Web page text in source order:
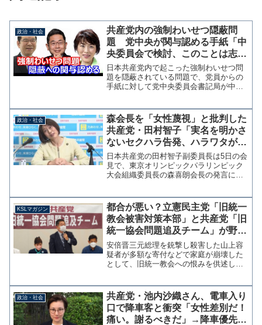
政治・社会
共産党内の強制わいせつ隠蔽問
題 党中央が関与認める手紙「中
央委員会で検討、このことは志位
委員長も承知」
日本共産党内で起こった強制わいせつ問
題を隠蔽されている問題で、党員からの
手紙に対して党中央委員会書記局が中央
局返書に党員怒りの声 #gooblog 佐藤のり
かず(草加市...
政治・社会
森会長を「女性蔑視」と批判した
共産党・田村智子「実名を明かさ
ないセクハラ告発、ハラワタが煮
えくり返る」被害女性を演説で罵
倒
日本共産党の田村智子副委員長は5日の会
見で、東京オリンピックパラリンピック
大会組織委員長の森喜朗会長の発言につ
森喜朗氏の発言でコメント。記者から｢個
人と森氏に言いたいこ...
KSLマガジン
都合が悪い？立憲民主党「旧統一
教会被害対策本部」と共産党「旧
統一協会問題追及チーム」が野党
合同ではない理由【マガジン181
号】
安倍晋三元総理を銃撃し殺害した山上容
疑者が多額な寄付などで家庭が崩壊した
として、旧統一教会への恨みを供述して
は「旧統一協会問題追及チーム」をほぼ
同時に立ち上げている。※...
政治・社会
共産党・池内沙織さん、電車入り
口で降車客と衝突「女性差別だ！
痛い。謝るべきだ」→降車優先と